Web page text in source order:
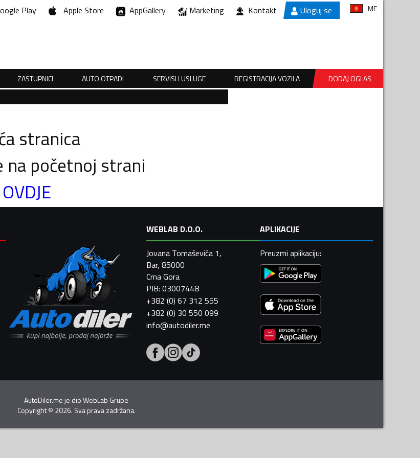
Play Apple Store AppGallery Marketing Kontakt Uloguj se ME
ZASTUPNICI AUTO OTPADI SERVISI I USLUGE REGISTRACIJA VOZILA
DODAJ OGLAS
stranica
na početnoj strani
WEBLAB D.O.O.
Jovana Tomaševića 1,
Bar, 85000
Crna Gora
PIB: 03007448
+382 (0) 67 312 555
+382 (0) 30 550 099
info@autodiler.me
APLIKACIJE
Preuzmi aplikaciju:
AutoDiler.me je dioWebLab Grupe
Copyright© 2026. Sva prava zadržana.